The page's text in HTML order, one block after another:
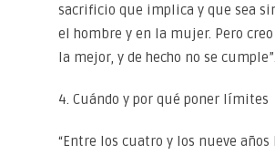
sacrificio que implica y que sea
el hombre y en la mujer. Pero
la mejor, y de hecho no se cumple”.
4. Cuándo y por qué poner límites
“Entre los cuatro y los nueve años